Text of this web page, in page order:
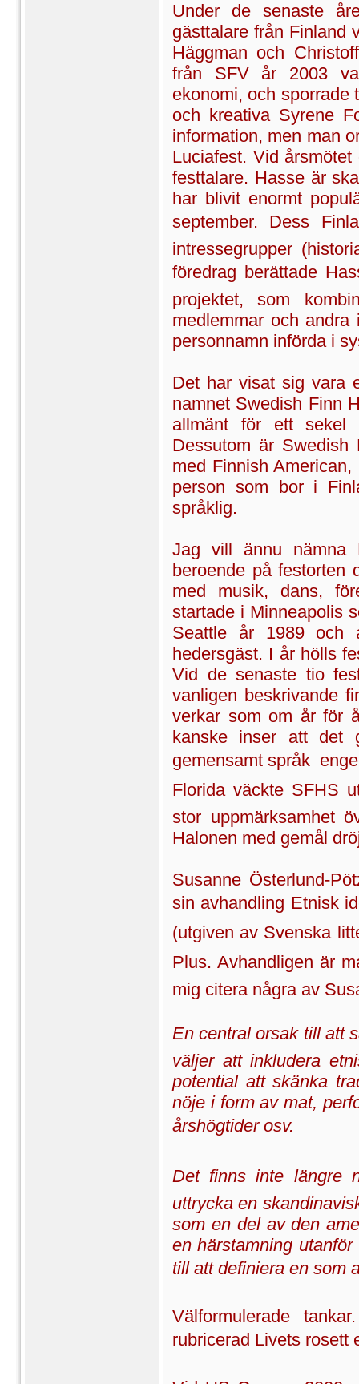
Under de senaste
gästtalare från Finland
Häggman och
från SFV år 2003
ekonomi, och sporrade
och kreativa Syrene
information, men man
Luciafest. Vid
festtalare. Hasse är
har blivit enormt
september. Dess
intressegrupper
föredrag berättade
projektet, som
medlemmar och
personnamn införda i
Det har visat sig vara
namnet Swedish Finn
allmänt för ett sekel
Dessutom är Swedish
med Finnish
person som bor i
språklig.
Jag vill ännu nämna
beroende på festorten
med musik, dans,
startade i Minneapolis
Seattle år 1989 och
hedersgäst. I år hölls
Vid de senaste tio
vanligen beskrivande
verkar som om år för
kanske inser att det
gemensamt språk 
Florida väckte SFHS
stor uppmärksamhet
Halonen med gemål
Susanne Österlund-
sin avhandling Etnisk
(utgiven av Svenska
Plus. Avhandligen är
mig citera några av
En central orsak till att
väljer att inkludera
potential att skänka
nöje i form av mat,
årshögtider osv.
Det finns inte längre
uttrycka en
som en del av den
en härstamning
till att definiera en som
Välformulerade
rubricerad Livets